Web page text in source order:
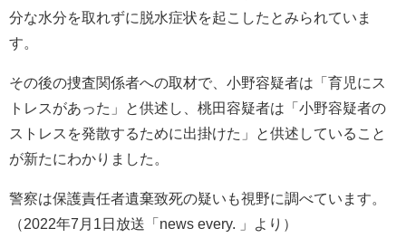
分な水分を取れずに脱水症状を起こしたとみられていま
す。
その後の捜査関係者への取材で、小野容疑者は「育児にス
トレスがあった」と供述し、桃田容疑者は「小野容疑者の
ストレスを発散するために出掛けた」と供述していること
が新たにわかりました。
警察は保護責任者遺棄致死の疑いも視野に調べています。
（2022年7月1日放送「news every. 」より）